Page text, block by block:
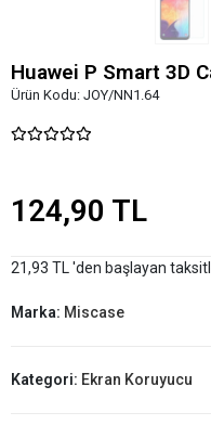
Huawei P Smart 3D
Ürün Kodu: JOY/NN1.64
124,90 TL
21,93 TL 'den başlayan
Marka: Miscase
Kategori: Ekran Koruyucu